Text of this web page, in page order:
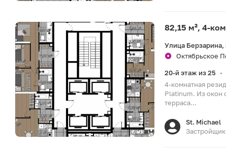
82,15 м², 4-
Улица Берзарина,
Октябрьское
20-й этаж из 25 •
4-комнатная
Platinum. Из окон
терраса...
St. Michael
Застройщик